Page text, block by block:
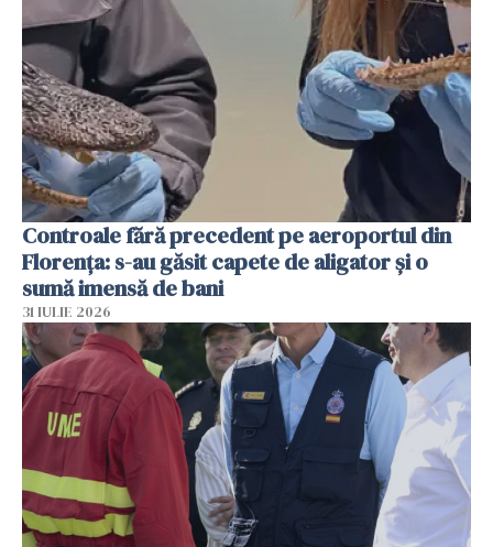
Controale fără precedent pe aeroportul din
Florența: s-au găsit capete de aligator și o
sumă imensă de bani
31 IULIE 2026